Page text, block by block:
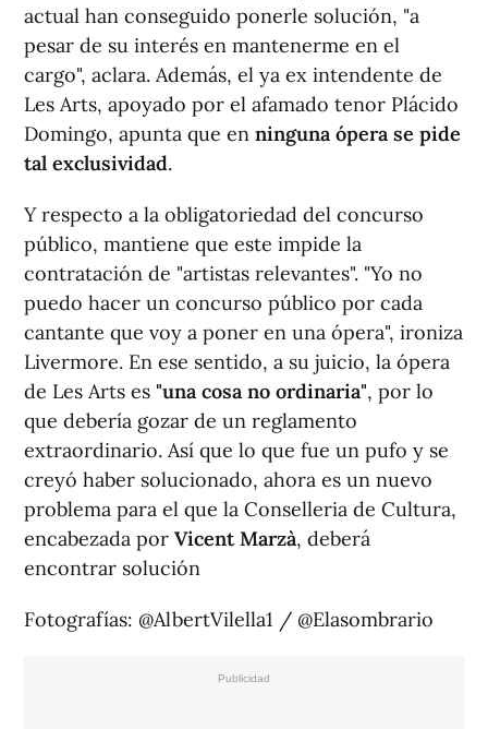
actual han conseguido ponerle solución, "a
pesar de su interés en mantenerme en el
cargo", aclara. Además, el ya ex intendente de
Les Arts, apoyado por el afamado tenor Plácido
Domingo, apunta que en ninguna ópera se pide
tal exclusividad.
Y respecto a la obligatoriedad del concurso
público, mantiene que este impide la
contratación de "artistas relevantes". "Yo no
puedo hacer un concurso público por cada
cantante que voy a poner en una ópera", ironiza
Livermore. En ese sentido, a su juicio, la ópera
de Les Arts es "una cosa no ordinaria", por lo
que debería gozar de un reglamento
extraordinario. Así que lo que fue un pufo y se
creyó haber solucionado, ahora es un nuevo
problema para el que la Conselleria de Cultura,
encabezada por Vicent Marzà, deberá
encontrar solución
Fotografías: @AlbertVilella1 / @Elasombrario